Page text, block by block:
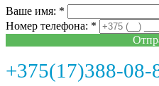
Ваше имя: *
Номер телефона: *
+375(17)388-08-